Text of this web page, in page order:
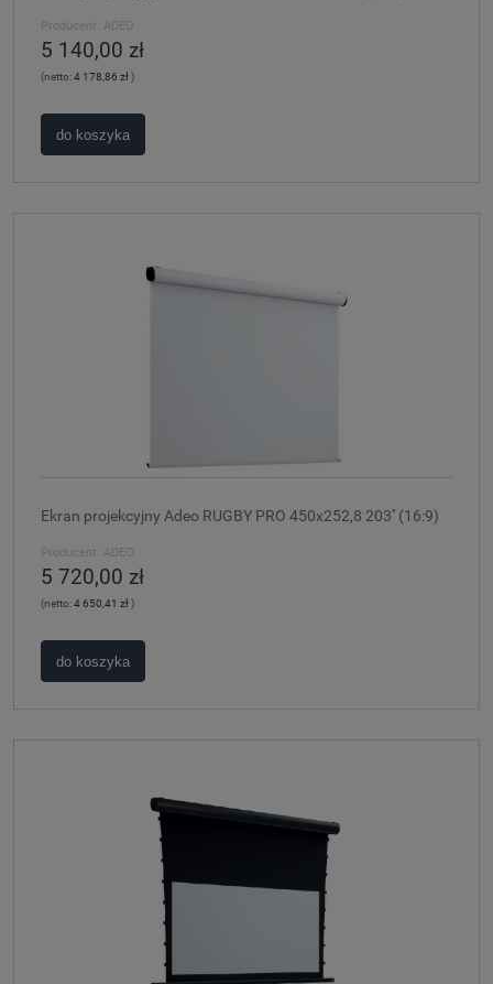
Producent: ADEO
5 140,00 zł
(netto:4 178,86 zł)
do koszyka
Ekran projekcyjny Adeo RUGBY PRO 450x252,8 203'' (16:9)
Producent: ADEO
5 720,00 zł
(netto:4 650,41 zł)
do koszyka